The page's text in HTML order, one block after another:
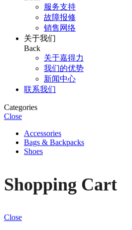
Back
服务支持
故障报修
销售网络
关于我们
Back
关于嘉得力
我们的优势
新闻中心
Categories
Accessories
Bags & Backpacks
Shopping Cart